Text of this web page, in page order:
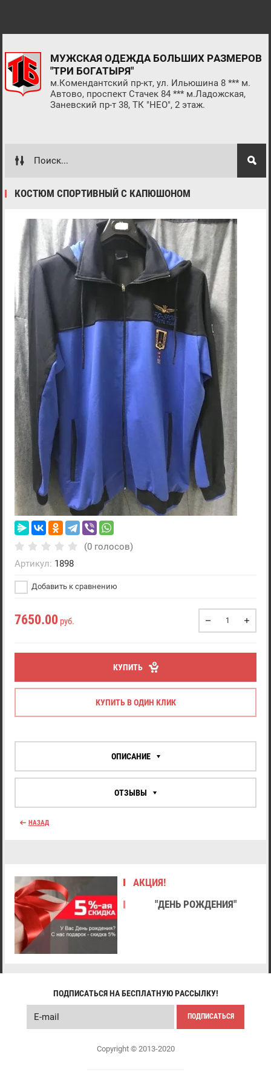
МУЖСКАЯ ОДЕЖДА БОЛЬШИХ РАЗМЕРОВ
"ТРИ БОГАТЫРЯ"
м.Комендантский пр-кт, ул. Ильюшина 8 *** м.
Автово, проспект Стачек 84 *** м.Ладожская,
Заневский пр-т 38, ТК "НЕО", 2 этаж.
АКЦИЯ!
"ДЕНЬ РОЖДЕНИЯ"
КОСТЮМ СПОРТИВНЫЙ С КАПЮШОНОМ
(0 голосов)
Артикул: 1898
Добавить к сравнению
7650.00 руб.
КУПИТЬ
КУПИТЬ В ОДИН КЛИК
ОПИСАНИЕ
ОТЗЫВЫ
НАЗАД
ПОДПИСАТЬСЯ НА БЕСПЛАТНУЮ РАССЫЛКУ!
ПОДПИСАТЬСЯ
Copyright © 2013-2020